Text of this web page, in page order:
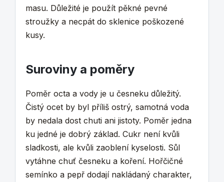
masu. Důležité je použít pěkné pevné
stroužky a necpát do sklenice poškozené
kusy.
Suroviny a poměry
Poměr octa a vody je u česneku důležitý.
Čistý ocet by byl příliš ostrý, samotná voda
by nedala dost chuti ani jistoty. Poměr jedna
ku jedné je dobrý základ. Cukr není kvůli
sladkosti, ale kvůli zaoblení kyselosti. Sůl
vytáhne chuť česneku a koření. Hořčičné
semínko a pepř dodají nakládaný charakter,